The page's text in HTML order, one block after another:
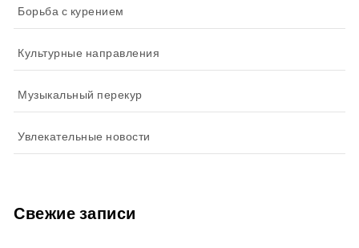
Борьба с курением
Культурные направления
Музыкальный перекур
Увлекательные новости
Свежие записи